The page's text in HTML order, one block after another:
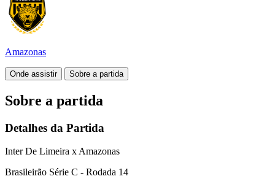
Amazonas
Onde assistir Sobre a partida
Sobre a partida
Detalhes da Partida
Inter De Limeira x Amazonas
Brasileirão Série C - Rodada 14